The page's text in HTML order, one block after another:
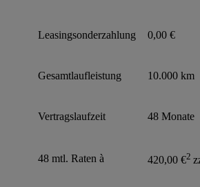
Leasingsonderzahlung 0,00 €
Gesamtlaufleistung 10.000 km
Vertragslaufzeit 48 Monate
48 mtl. Raten à 420,00 €2